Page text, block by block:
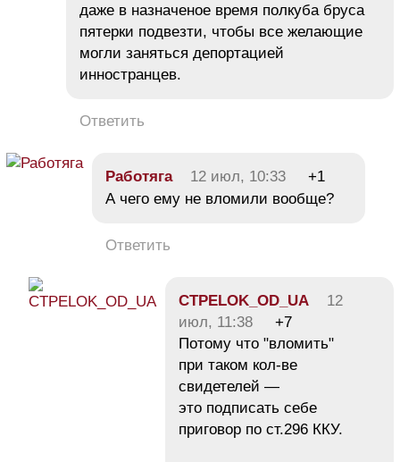
даже в назначеное время полкуба бруса
пятерки подвезти, чтобы все желающие
могли заняться депортацией
инностранцев.
Ответить
Работяга 12 июл, 10:33
+1
А чего ему не вломили вообще?
Ответить
CTPELOK_OD_UA
12
июл, 11:38
+7
Потому что "вломить"
при таком кол-ве
свидетелей —
это подписать себе
приговор по ст.296 ККУ.